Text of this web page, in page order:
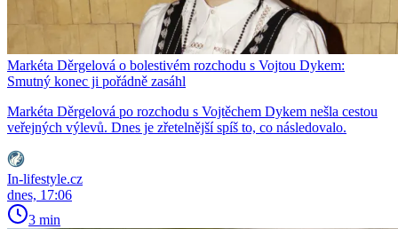
Markéta Děrgelová o bolestivém rozchodu s Vojtou Dykem:
Smutný konec ji pořádně zasáhl
Markéta Děrgelová po rozchodu s Vojtěchem Dykem nešla cestou
veřejných výlevů. Dnes je zřetelnější spíš to, co následovalo.
In-lifestyle.cz
dnes, 17:06
3 min